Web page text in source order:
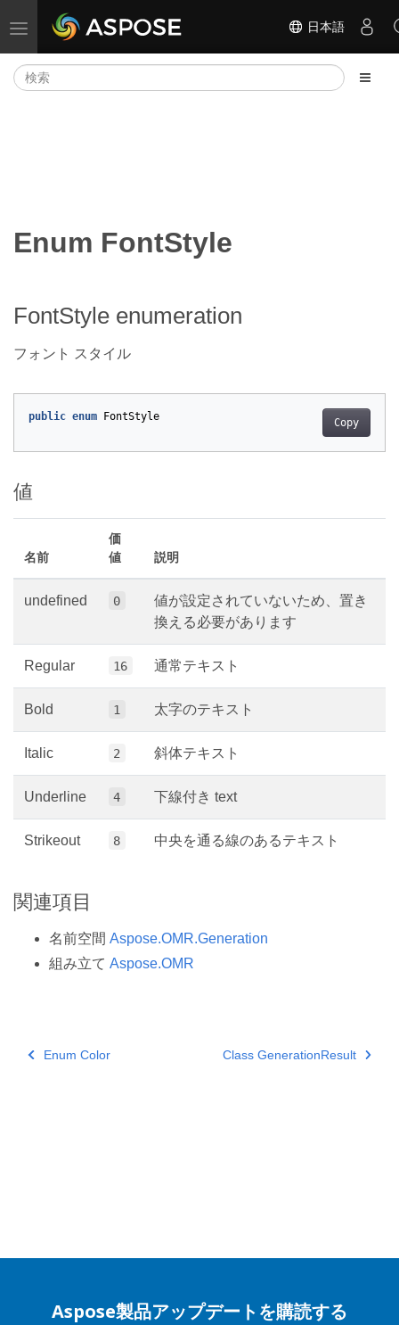
ナビゲーションの切り替え 日本語
Enum FontStyle
FontStyle enumeration
フォント スタイル
Copy
public enum FontStyle
値
名前
価
値
説明
undefined 0
値が設定されていないため、置き
換える必要があります
Regular 16 通常テキスト
Bold 1 太字のテキスト
Italic 2 斜体テキスト
Underline 4 下線付き text
Strikeout 8 中央を通る線のあるテキスト
関連項目
名前空間 Aspose.OMR.Generation
組み立て Aspose.OMR
Enum Color Class GenerationResult
Aspose製品アップデートを購読する